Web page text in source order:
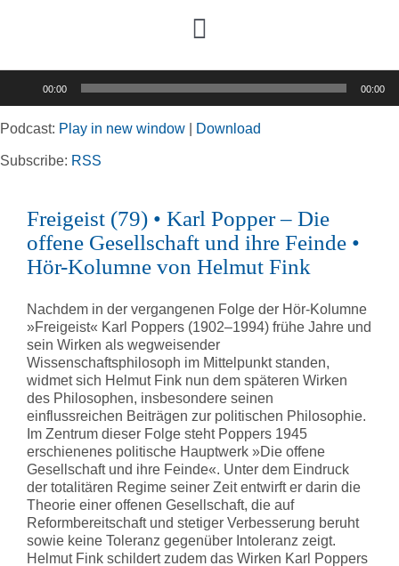
Toggle
Navigation
Rubriken
Kortizes Website
00:00 00:00
Podcast: Play in new window Download
Subscribe: RSS
Freigeist (79) • Karl Popper – Die
offene Gesellschaft und ihre Feinde •
Hör-Kolumne von Helmut Fink
Nachdem in der vergangenen Folge der Hör-Kolumne
»Freigeist« Karl Poppers (1902–1994) frühe Jahre und
sein Wirken als wegweisender
Wissenschaftsphilosoph im Mittelpunkt standen,
widmet sich Helmut Fink nun dem späteren Wirken
des Philosophen, insbesondere seinen
einflussreichen Beiträgen zur politischen Philosophie.
Im Zentrum dieser Folge steht Poppers 1945
erschienenes politische Hauptwerk »Die offene
Gesellschaft und ihre Feinde«. Unter dem Eindruck
der totalitären Regime seiner Zeit entwirft er darin die
Theorie einer offenen Gesellschaft, die auf
Reformbereitschaft und stetiger Verbesserung beruht
sowie keine Toleranz gegenüber Intoleranz zeigt.
Helmut Fink schildert zudem das Wirken Karl Poppers